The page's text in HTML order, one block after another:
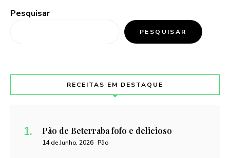
Pesquisar
PESQUISAR
RECEITAS EM DESTAQUE
Pão de Beterraba fofo e delicioso
14 de Junho, 2026 Pão